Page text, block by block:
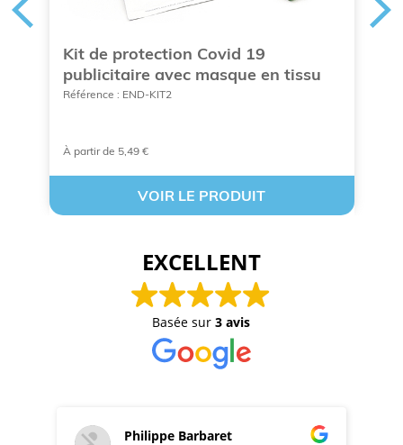
Kit de protection Covid 19
publicitaire avec masque en tissu
Référence : END-KIT2
À partir de 5,49 €
VOIR LE PRODUIT
EXCELLENT
Basée sur3 avis
Philippe Barbaret